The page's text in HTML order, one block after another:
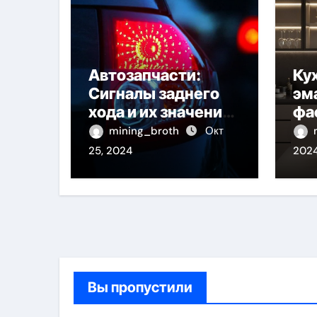
Автозапчасти:
Сигналы заднего
хода и их значение
для безопасности
на дороге
mining_broth
Окт
25, 2024
Вы пропустили